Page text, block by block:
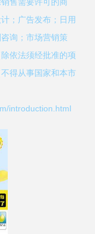
；广告发布；日用
询；市场营销策
依法须经批准的项
得从事国家和本市
introduction.html